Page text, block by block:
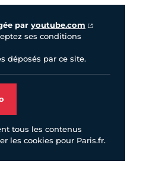
par youtube.com
ses conditions
déposés par ce site.
tous les contenus
les cookies pour Paris.fr.